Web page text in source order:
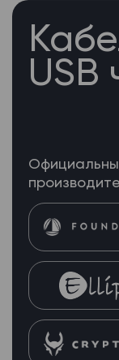
USB